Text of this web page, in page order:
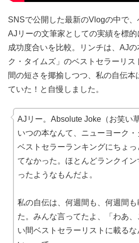
SNSで公開した最新のVlogの中で
AJリーの文筆家としての実績を標
成功度合いを比較。リンチは、AJ
ク・タイムズ」のベストセラーリス
間の短さを揶揄しつつ、私の自伝本
ていた！と自慢しました。
AJリー。Absolute Joke（お笑い
いつの本なんて、ニューヨーク
ベストセラーランキングにちょっ
てなかった。ほとんどランクイ
ったようなもんだよ。
私の自伝は、何週間も、何週間も
た。みんな言ってたよ、「わあ
い間ベストセラーリストに載る